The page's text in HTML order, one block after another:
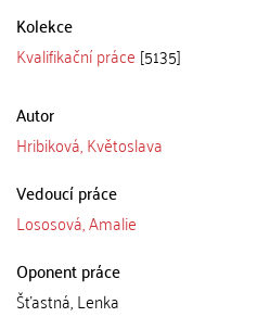
Kolekce
Kvalifikační práce [5135]
Autor
Hribiková, Květoslava
Vedoucí práce
Lososová, Amalie
Oponent práce
Šťastná, Lenka